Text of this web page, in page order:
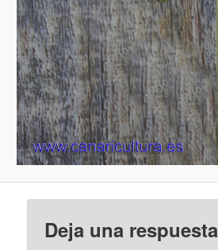
Deja una respuesta